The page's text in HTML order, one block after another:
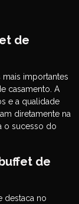
de
importantes
casamento. A
e a qualidade
diretamente na
o sucesso do
de
destaca no